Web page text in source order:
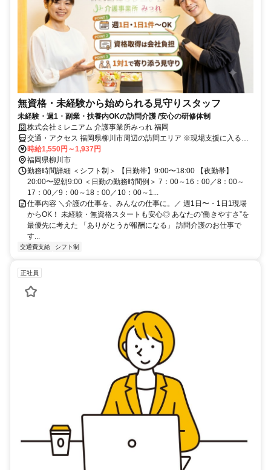
無資格・未経験から始められる見守りスタッフ
未経験・週1・副業・扶養内OKの訪問介護 /安心の研修体制
株式会社ミレニアム 介護事業所みっれ 福岡
交通・アクセス 福岡県柳川市周辺の訪問エリア ※現場支援に入る際
は利用者様宅でのお仕事になります。 ※担当エリアは応相談、詳細
は面接時にご確認ください
時給1,550円～1,937円
福岡県柳川市
勤務時間詳細 ＜シフト制＞ 【日勤帯】9:00〜18:00 【夜勤帯】
20:00〜翌朝9:00 ＜日勤の勤務時間例＞ 7：00～16：00／8：00～
17：00／9：00～18：00／10：00～1...
仕事内容 ＼介護の仕事を、みんなの仕事に。／ 週1日〜・1日1現場
からOK！ 未経験・無資格スタートも安心◎ あなたの“働きやすさ”を
最優先に考えた 「ありがとうが報酬になる」 訪問介護のお仕事で
す...
交通費支給 シフト制
正社員